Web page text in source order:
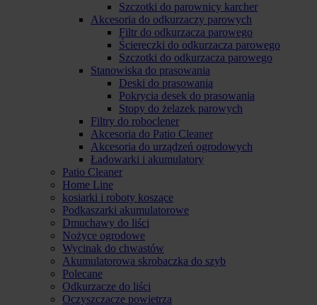
Szczotki do parownicy karcher
Akcesoria do odkurzaczy parowych
Filtr do odkurzacza parowego
Ściereczki do odkurzacza parowego
Szczotki do odkurzacza parowego
Stanowiska do prasowania
Deski do prasowania
Pokrycia desek do prasowania
Stopy do żelazek parowych
Filtry do roboclener
Akcesoria do Patio Cleaner
Akcesoria do urządzeń ogrodowych
Ładowarki i akumulatory
Patio Cleaner
Home Line
kosiarki i roboty koszące
Podkaszarki akumulatorowe
Dmuchawy do liści
Nożyce ogrodowe
Wycinak do chwastów
Akumulatorowa skrobaczka do szyb
Polecane
Odkurzacze do liści
Oczyszczacze powietrza